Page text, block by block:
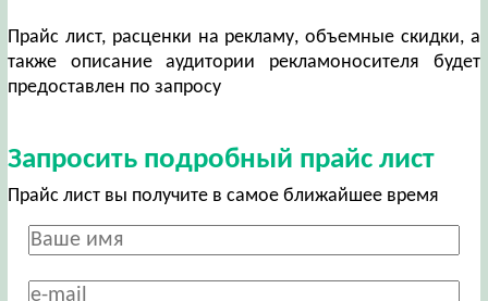
Прайс лист, расценки на рекламу, объемные скидки, а
также описание аудитории рекламоносителя будет
предоставлен по запросу
Запросить подробный прайс лист
Прайс лист вы получите в самое ближайшее время